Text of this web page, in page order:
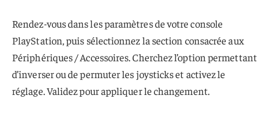
Rendez-vous dans les paramètres de votre console
PlayStation, puis sélectionnez la section consacrée aux
Périphériques / Accessoires. Cherchez l’option permettant
d’inverser ou de permuter les joysticks et activez le
réglage. Validez pour appliquer le changement.